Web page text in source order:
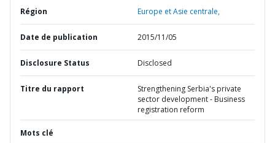
Région Europe et Asie centrale,
Date de publication 2015/11/05
Disclosure Status Disclosed
Titre du rapport
Strengthening Serbia's private
sector development - Business
registration reform
Mots clé